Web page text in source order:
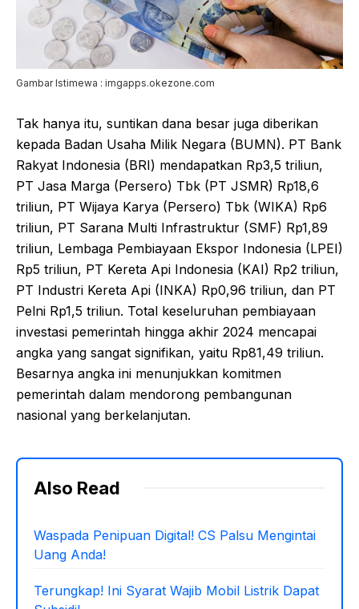
Gambar Istimewa : imgapps.okezone.com
Tak hanya itu, suntikan dana besar juga diberikan
kepada Badan Usaha Milik Negara (BUMN). PT Bank
Rakyat Indonesia (BRI) mendapatkan Rp3,5 triliun,
PT Jasa Marga (Persero) Tbk (PT JSMR) Rp18,6
triliun, PT Wijaya Karya (Persero) Tbk (WIKA) Rp6
triliun, PT Sarana Multi Infrastruktur (SMF) Rp1,89
triliun, Lembaga Pembiayaan Ekspor Indonesia (LPEI)
Rp5 triliun, PT Kereta Api Indonesia (KAI) Rp2 triliun,
PT Industri Kereta Api (INKA) Rp0,96 triliun, dan PT
Pelni Rp1,5 triliun. Total keseluruhan pembiayaan
investasi pemerintah hingga akhir 2024 mencapai
angka yang sangat signifikan, yaitu Rp81,49 triliun.
Besarnya angka ini menunjukkan komitmen
pemerintah dalam mendorong pembangunan
nasional yang berkelanjutan.
Also Read
Waspada Penipuan Digital! CS Palsu Mengintai
Uang Anda!
Terungkap! Ini Syarat Wajib Mobil Listrik Dapat